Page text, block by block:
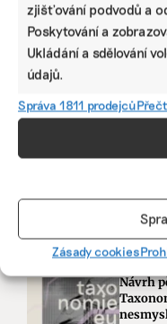
zjišťování podvodů a
Poskytování a
Ukládání a sdělování
údajů.
Správa 1811 prodejců
Zásady cookies
Návrh